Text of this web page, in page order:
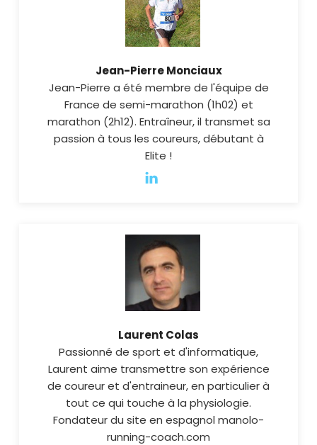
Jean-Pierre Monciaux
Jean-Pierre a été membre de l'équipe de
France de semi-marathon (1h02) et
marathon (2h12). Entraîneur, il transmet sa
passion à tous les coureurs, débutant à
Elite !
Laurent Colas
Passionné de sport et d'informatique,
Laurent aime transmettre son expérience
de coureur et d'entraineur, en particulier à
tout ce qui touche à la physiologie.
Fondateur du site en espagnol manolo-
running-coach.com